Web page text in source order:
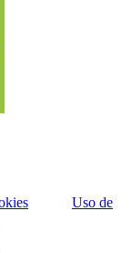
Uso de